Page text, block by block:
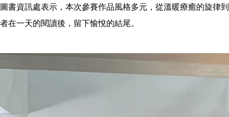
圖書資訊處表示，本次參賽作品風格多元，從溫暖療癒的旋律
者在一天的閱讀後，留下愉悅的結尾。